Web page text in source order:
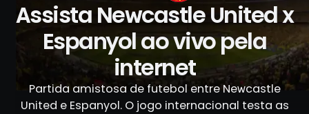
Assista Newcastle United x
Espanyol ao vivo pela
internet
Partida amistosa de futebol entre Newcastle
United e Espanyol. O jogo internacional testa as